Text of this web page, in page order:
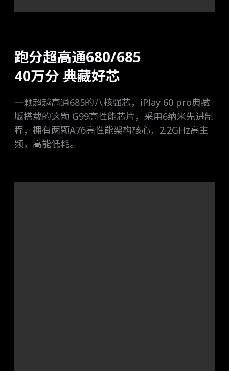
跑分超高通680/685
40万分 典藏好芯
一颗超越高通685的八核强芯，iPlay 60 pro典藏
版搭载的这颗 G99高性能芯片，采用6纳米先进制
程，拥有两颗A76高性能架构核心，2.2GHz高主
频，高能低耗。